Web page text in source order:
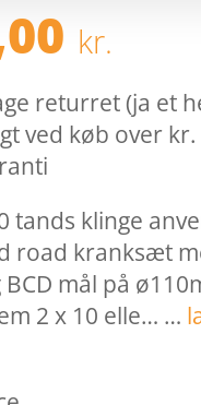
kr.
returret (ja et
ved køb over kr.
tands klinge
road kranksæt
mål på
2 x 10 elle… …